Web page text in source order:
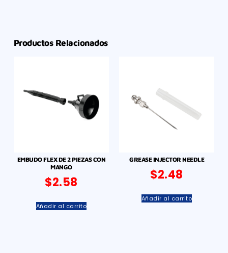
Productos Relacionados
EMBUDO FLEX DE 2 PIEZAS CON
MANGO
$2.58
Añadir al carrito
GREASE INJECTOR NEEDLE
$2.48
Añadir al carrito